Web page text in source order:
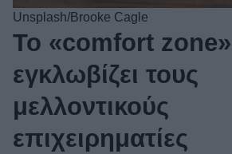
Unsplash/Brooke Cagle
Το «comfort zone»
εγκλωβίζει τους
μελλοντικούς
επιχειρηματίες